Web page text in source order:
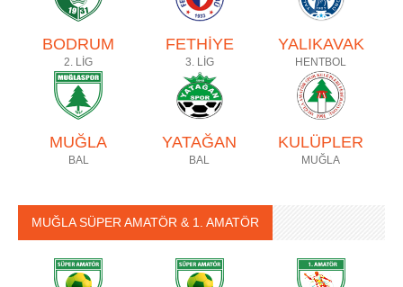
BODRUM
2. LİG
FETHİYE
3. LİG
YALIKAVAK
HENTBOL
MUĞLA
BAL
YATAĞAN
BAL
KULÜPLER
MUĞLA
MUĞLA SÜPER AMATÖR & 1. AMATÖR